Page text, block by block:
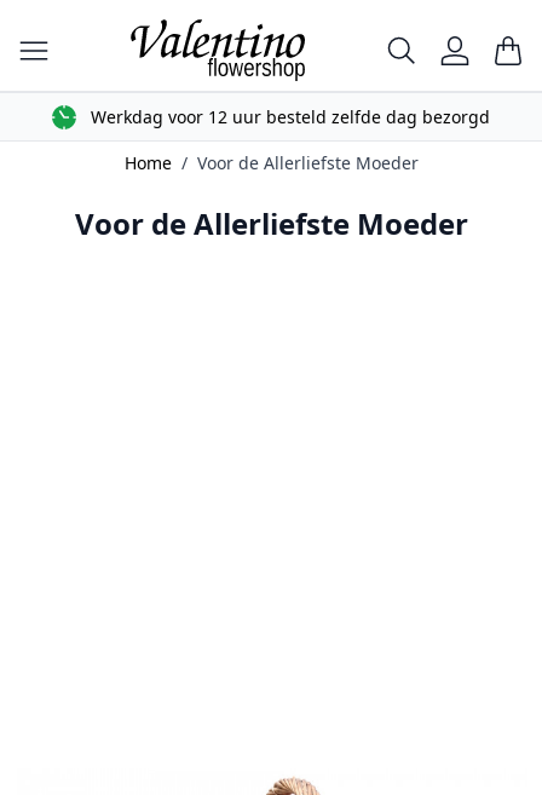
Ga naar de inhoud
Zoek
Werkdag voor 12 uur besteld zelfde dag bezorgd
Home / Voor de Allerliefste Moeder
Voor de Allerliefste Moeder